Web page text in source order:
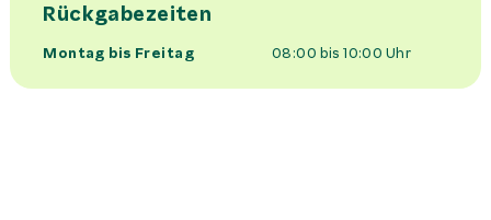
Rückgabezeiten
Montag bis Freitag 08:00 bis 10:00 Uhr